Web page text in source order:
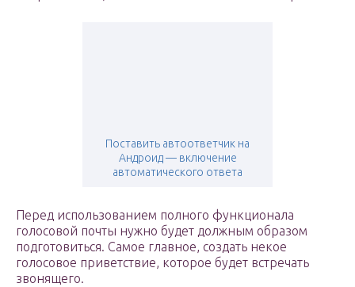
Поставить автоответчик на
Андроид — включение
автоматического ответа
Перед использованием полного функционала
голосовой почты нужно будет должным образом
подготовиться. Самое главное, создать некое
голосовое приветствие, которое будет встречать
звонящего.